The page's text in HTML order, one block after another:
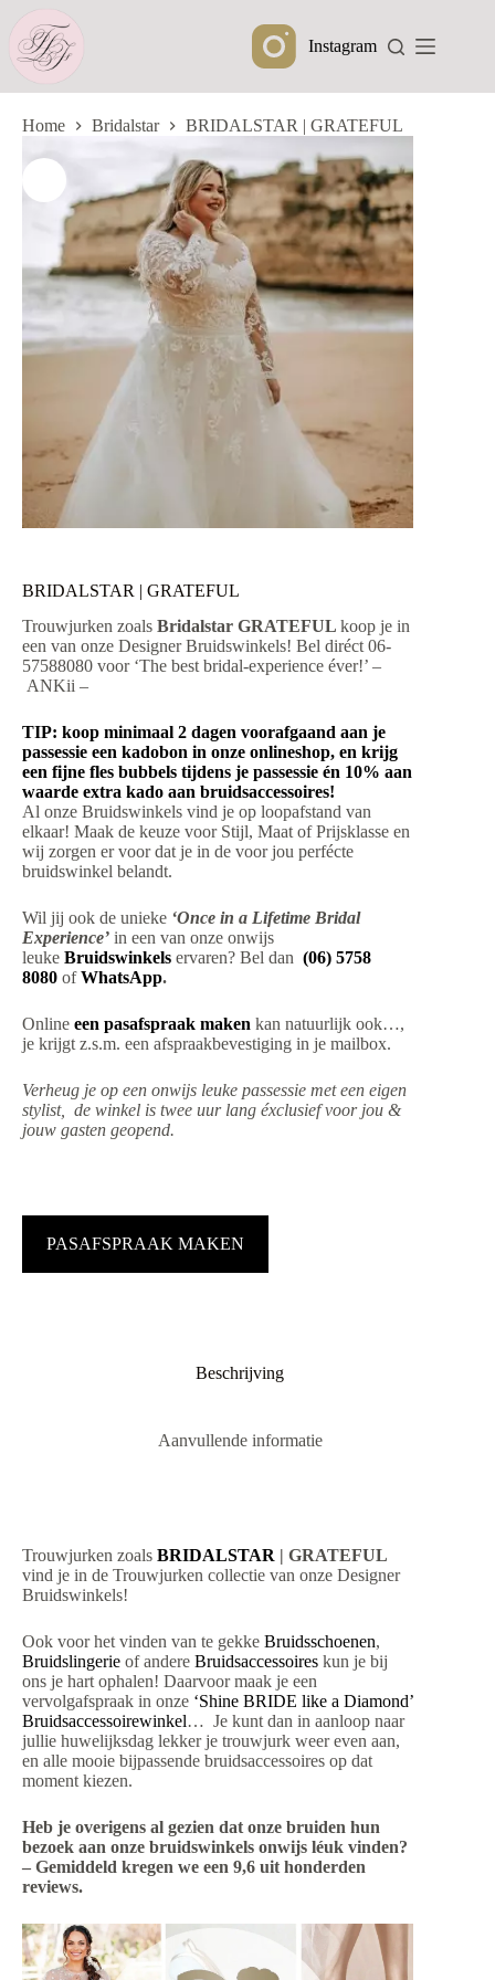
naar
inhoud
Instagram
Home Bridalstar BRIDALSTAR | GRATEFUL
BRIDALSTAR | GRATEFUL
Trouwjurken zoals Bridalstar GRATEFUL koop je in
een van onze Designer Bruidswinkels! Bel diréct 06-
57588080 voor ‘The best bridal-experience éver!’ –
ANKii –
TIP: koop minimaal 2 dagen voorafgaand aan je
passessie een kadobon in onze onlineshop, en krijg
een fijne fles bubbels tijdens je passessie én 10% aan
waarde extra kado aan bruidsaccessoires!
Al onze Bruidswinkels vind je op loopafstand van
elkaar! Maak de keuze voor Stijl, Maat of Prijsklasse en
wij zorgen er voor dat je in de voor jou perfécte
bruidswinkel belandt.
Wil jij ook de unieke ‘Once in a Lifetime Bridal
Experience’ in een van onze onwijs
leuke Bruidswinkels ervaren? Bel dan (06) 5758
8080 ofWhatsApp.
Online een pasafspraak maken kan natuurlijk ook…,
je krijgt z.s.m. een afspraakbevestiging in je mailbox.
Verheug je op een onwijs leuke passessie met een eigen
stylist, de winkel is twee uur lang éxclusief voor jou &
jouw gasten geopend.
PASAFSPRAAK MAKEN
Beschrijving
Aanvullende informatie
Trouwjurken zoals BRIDALSTAR | GRATEFUL
vind je in de Trouwjurken collectie van onze Designer
Bruidswinkels!
Ook voor het vinden van te gekke Bruidsschoenen,
Bruidslingerie of andere Bruidsaccessoires kun je bij
ons je hart ophalen! Daarvoor maak je een
vervolgafspraak in onze ‘Shine BRIDE like a Diamond’
Bruidsaccessoirewinkel… Je kunt dan in aanloop naar
jullie huwelijksdag lekker je trouwjurk weer even aan,
en alle mooie bijpassende bruidsaccessoires op dat
moment kiezen.
Heb je overigens al gezien dat onze bruiden hun
bezoek aan onze bruidswinkels onwijs léuk vinden?
– Gemiddeld kregen we een 9,6 uit honderden
reviews.